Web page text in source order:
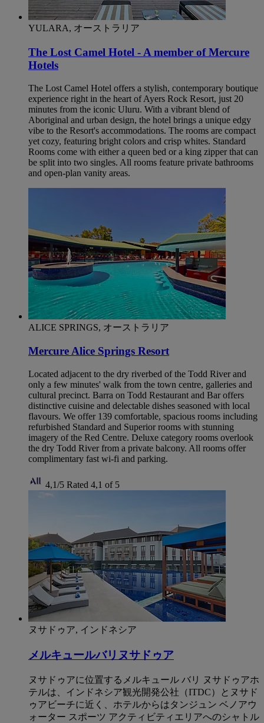
YULARA, オーストラリア
The Lost Camel Hotel - A member of Mercure
Hotels
The Lost Camel Hotel offers a stylish, contemporary boutique
experience right in the heart of Ayers Rock Resort, just 20
minutes from the iconic Uluru. With a vibrant blend of
Aboriginal and urban design, the hotel brings a unique edgy
vibe to the Resort's accommodations. The rooms are compact
yet cozy, featuring bright colors and crisp whites. Standard
Rooms come with either a queen bed or a king zipper that can
be split into two singles. All rooms feature private bathrooms
and open-plan vanity areas.
ALICE SPRINGS, オーストラリア
Mercure Alice Springs Resort
Located adjacent to the dry riverbed of the Todd River and
only a few minutes' walk from the town centre, galleries and
cultural precinct. Barra on Todd Restaurant and Bar offers
distinctive cuisine and delectable dishes seasoned with local
flavours. We offer 139 comfortable, spacious rooms including
refurbished Standard and Superior rooms with stunning
imagery of the Red Centre. Deluxe category rooms overlook
the dry Todd River from a private balcony. All rooms offer
complimentary fast wi-fi and parking.
4,1/5 Rated 4,1 of 5
ヌサドゥア, インドネシア
メルキュールバリヌサドゥア
ヌサドゥアに位置するメルキュール バリ ヌサドゥアホ
テルは、インドネシア観光開発公社（ITDC）とヌサド
ゥアビーチに近く、ホテルからはタンジュン ベノアウ
ォーター スポーツ アクティビティエリアへのシャトル